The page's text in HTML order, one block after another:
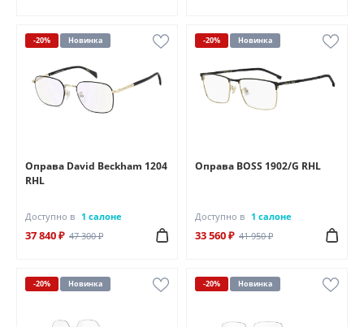
-20% Новинка
Оправа David Beckham 1204
RHL
Доступно в 1 салоне
37 840 ₽ 47 300 ₽
-20% Новинка
Оправа BOSS 1902/G RHL
Доступно в 1 салоне
33 560 ₽ 41 950 ₽
-20% Новинка -20% Новинка